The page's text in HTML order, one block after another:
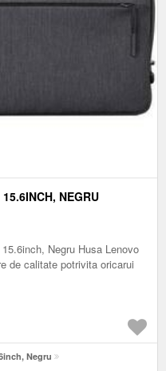
NEGRU
Negru Husa Lenovo
de calitate potrivita oricarui
Negru